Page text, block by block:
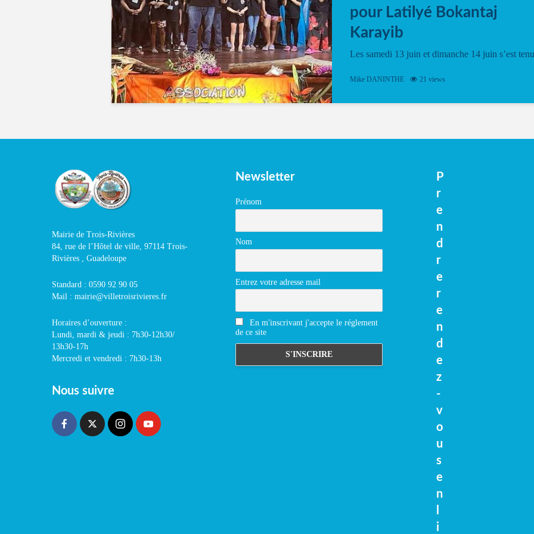
pour Latilyé Bokantaj
Karayib
Les samedi 13 juin et dimanche 14 juin s’est tenu
vibrant à Pierrot Narouman, organisé par
spectacle de fin d’année, présenté à la salle...
Mike DANINTHE 21 views
Mairie de Trois-Rivières
84, rue de l’Hôtel de ville, 97114 Trois-
Rivières , Guadeloupe
Standard : 0590 92 90 05
Mail : mairie@villetroisrivieres.fr
Horaires d’ouverture :
Lundi, mardi & jeudi : 7h30-12h30/
13h30-17h
Mercredi et vendredi : 7h30-13h
Nous suivre
Newsletter
Prénom
Nom
Entrez votre adresse mail
En m'inscrivant j'accepte le réglement
de ce site
P
r
e
n
d
r
e
r
e
n
d
e
z
-
v
o
u
s
e
n
i